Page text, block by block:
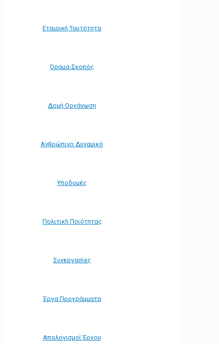
Εταιρική Ταυτότητα
Όραμα-Σκοπός
Δομή Οργάνωση
Ανθρώπινο Δυναμικό
Υποδομές
Πολιτική Ποιότητας
Συνεργασίες
Έργα Προγράμματα
Απολογισμοί Έργου